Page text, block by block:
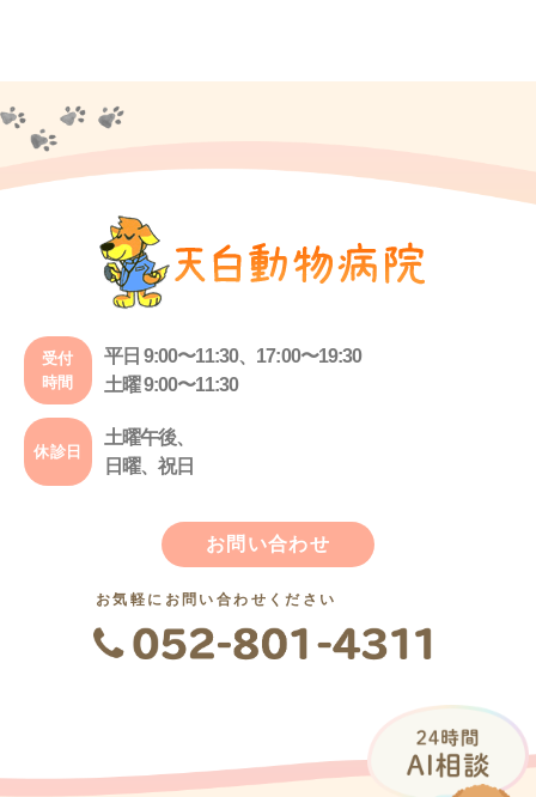
受付
時間
平日 9:00〜11:30、17:00〜19:30
土曜 9:00〜11:30
休診日
土曜午後、
日曜、祝日
お問い合わせ
お気軽にお問い合わせください